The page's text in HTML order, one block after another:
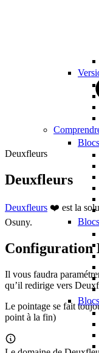
Deuxfleurs
Deuxfleurs
Deuxfleurs ❤️ est la
Osuny.
Configuration
Il vous faudra
qu’il redirige vers
Le pointage se fait
point à la fin)